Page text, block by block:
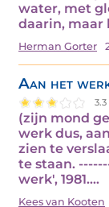
water, met
daarin, maar
Herman Gorter
Aan het
(zijn mond
werk dus,
zien te
te staan.
werk', 1981.…
Kees van Kooten